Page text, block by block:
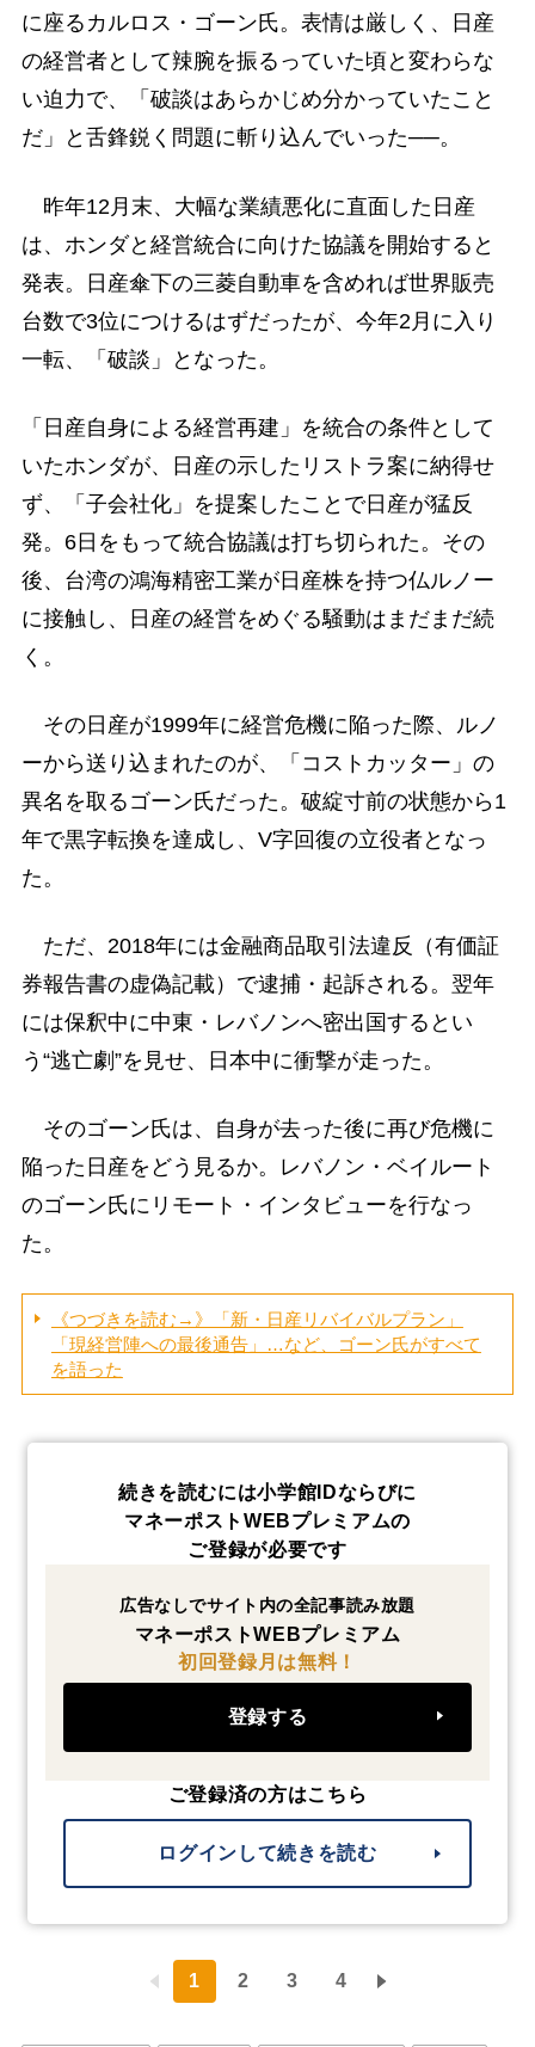
に座るカルロス・ゴーン氏。表情は厳しく、日産
の経営者として辣腕を振るっていた頃と変わらな
い迫力で、「破談はあらかじめ分かっていたこと
だ」と舌鋒鋭く問題に斬り込んでいった──。
昨年12月末、大幅な業績悪化に直面した日産
は、ホンダと経営統合に向けた協議を開始すると
発表。日産傘下の三菱自動車を含めれば世界販売
台数で3位につけるはずだったが、今年2月に入り
一転、「破談」となった。
「日産自身による経営再建」を統合の条件として
いたホンダが、日産の示したリストラ案に納得せ
ず、「子会社化」を提案したことで日産が猛反
発。6日をもって統合協議は打ち切られた。その
後、台湾の鴻海精密工業が日産株を持つ仏ルノー
に接触し、日産の経営をめぐる騒動はまだまだ続
く。
その日産が1999年に経営危機に陥った際、ルノ
ーから送り込まれたのが、「コストカッター」の
異名を取るゴーン氏だった。破綻寸前の状態から1
年で黒字転換を達成し、V字回復の立役者となっ
た。
ただ、2018年には金融商品取引法違反（有価証
券報告書の虚偽記載）で逮捕・起訴される。翌年
には保釈中に中東・レバノンへ密出国するとい
う“逃亡劇”を見せ、日本中に衝撃が走った。
そのゴーン氏は、自身が去った後に再び危機に
陥った日産をどう見るか。レバノン・ベイルート
のゴーン氏にリモート・インタビューを行なっ
た。
《つづきを読む→》「新・日産リバイバルプラン」
「現経営陣への最後通告」…など、ゴーン氏がすべて
を語った
続きを読むには小学館IDならびに
マネーポストWEBプレミアムの
ご登録が必要です
広告なしでサイト内の全記事読み放題
マネーポストWEBプレミアム
初回登録月は無料！
登録する
ご登録済の方はこちら
ログインして続きを読む
1 2 3 4